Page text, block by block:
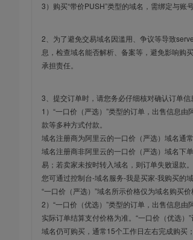
3）购买“带价PUSH”类型的域名，需绑定与账
2、为了避免交易域名因滥用、争议等导致
息，检查域名能否解析、备案等，避免影响购
承担责任。
3、提交订单时，请您务必仔细核对确认订单信
1）“一口价（严选）”类型的订单，出售信息
款等多种方式付款。
域名注册商为阿里云的一口价（严选）域名通
域名注册商非阿里云的一口价（严选）域名下
易；若卖家未按时转入域名，则订单失败退款。
您可通过控制台-域名服务-我是买家-我购买的
“一口价（严选）”域名所示价格仅为域名购买
2）“一口价（优选）”类型的订单，出售信息
实际订单结算支付价格为准。“一口价（优选
域名仍可购买，通常15个工作日左右完成购买